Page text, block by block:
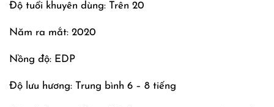
Độ tuổi khuyên dùng: Trên 20
Năm ra mắt: 2020
Nồng độ: EDP
Độ lưu hương: Trung bình 6 – 8 tiếng